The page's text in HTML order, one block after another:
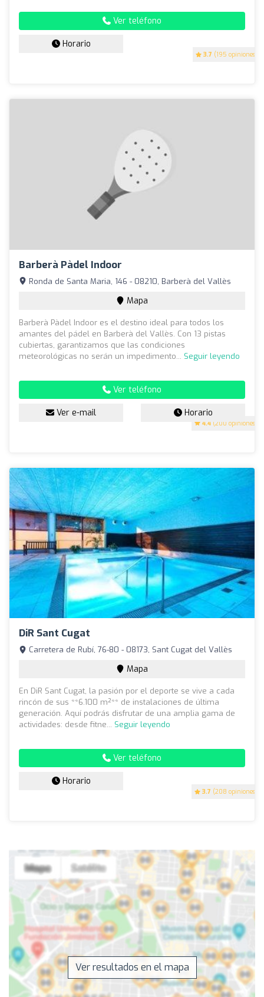
3.7 (195 opiniones)
Ver teléfono
Horario
Barberà Pàdel Indoor
4.4 (200 opiniones)
Ronda de Santa Maria, 146 - 08210, Barberà del Vallès
Mapa
Barberà Pàdel Indoor es el destino ideal para todos los
amantes del pádel en Barberà del Vallès. Con 13 pistas
cubiertas, garantizamos que las condiciones
meteorológicas no serán un impedimento... Seguir leyendo
Ver teléfono
Ver e-mail Horario
DiR Sant Cugat
3.7 (208 opiniones)
Carretera de Rubí, 76-80 - 08173, Sant Cugat del Vallès
Mapa
En DiR Sant Cugat, la pasión por el deporte se vive a cada
rincón de sus **6.100 m²** de instalaciones de última
generación. Aquí podrás disfrutar de una amplia gama de
actividades: desde fitne... Seguir leyendo
Ver teléfono
Horario
Ver resultados en el mapa